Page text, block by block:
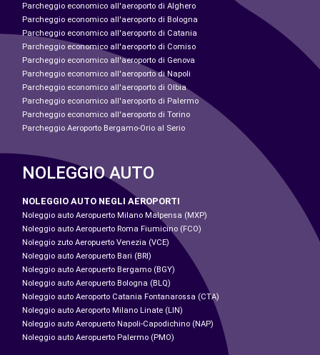
Parcheggio economico all'aeroporto di Alghero
Parcheggio economico all'aeroporto di Bologna
Parcheggio economico all'aeroporto di Catania
Parcheggio economico all'aeroporto di Comiso
Parcheggio economico all'aeroporto di Genova
Parcheggio economico all'aeroporto di Napoli
Parcheggio economico all'aeroporto di Olbia
Parcheggio economico all'aeroporto di Palermo
Parcheggio economico all'aeroporto di Torino
Parcheggio Aeroporto Bergamo-Orio al Serio
NOLEGGIO AUTO
NOLEGGIO AUTO NEGLI AEROPORTI
Noleggio auto Aeropuerto Milano Malpensa (MXP)
Noleggio auto Aeropuerto Roma Fiumicino (FCO)
Noleggio zuto Aeropuerto Venezia (VCE)
Noleggio auto Aeropuerto Bari (BRI)
Noleggio auto Aeropuerto Bergamo (BGY)
Noleggio auto Aeropuerto Bologna (BLQ)
Noleggio auto Aeroporto Catania Fontanarossa (CTA)
Noleggio auto Aeroporto Milano Linate (LIN)
Noleggio auto Aeropuerto Napoli-Capodichino (NAP)
Noleggio auto Aeropuerto Palermo (PMO)